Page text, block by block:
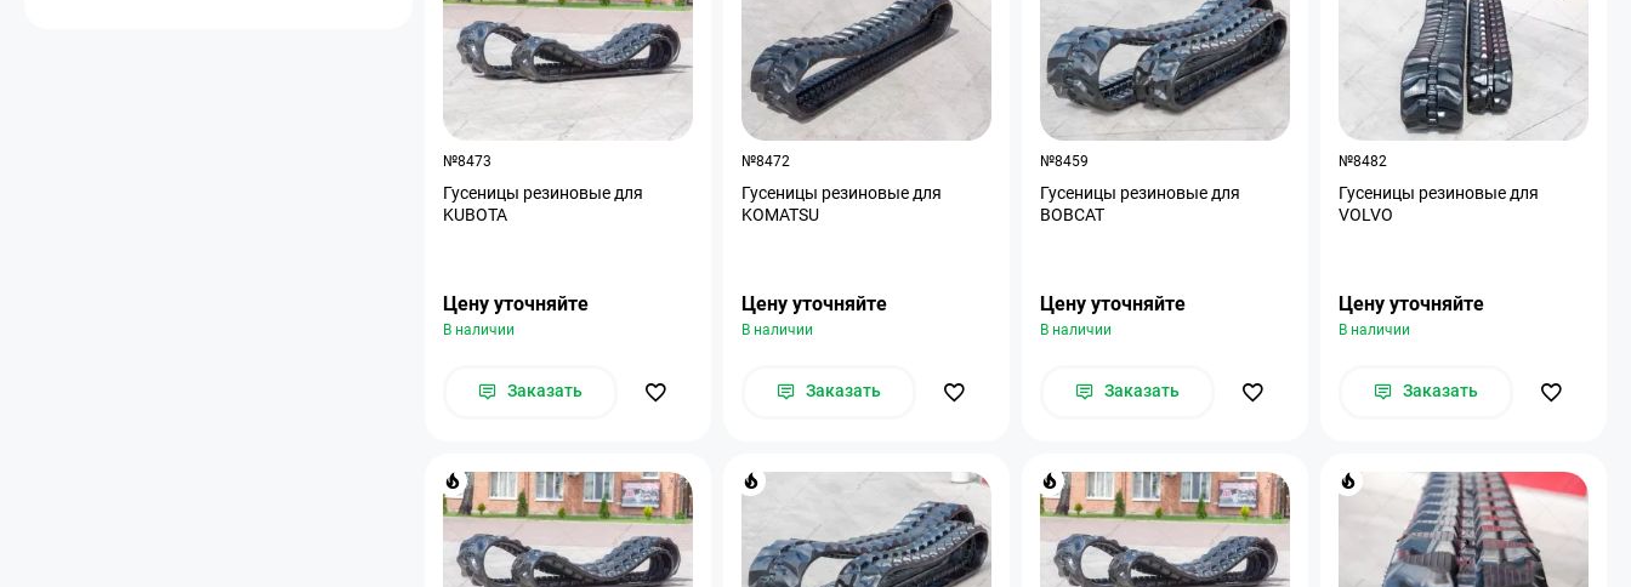
№8473
Гусеницы резиновые для
KUBOTA
Цену уточняйте
В наличии
Заказать
№8472
Гусеницы резиновые для
KOMATSU
Цену уточняйте
В наличии
Заказать
№8459
Гусеницы резиновые для
BOBCAT
Цену уточняйте
В наличии
Заказать
№8482
Гусеницы резиновые для
VOLVO
Цену уточняйте
В наличии
Заказать